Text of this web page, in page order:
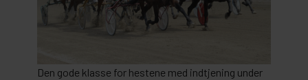
Den gode klasse for hestene med indtjening under